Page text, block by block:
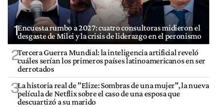
1Encuesta rumbo a 2027: cuatro consultoras midieron el
desgaste de Milei y la crisis de liderazgo en el peronismo
2Tercera Guerra Mundial: la inteligencia artificial reveló
cuáles serían los primeros países latinoamericanos en ser
derrotados
3La historia real de "Elize: Sombras de una mujer", la nueva
película de Netflix sobre el caso de una esposa que
descuartizó a su marido